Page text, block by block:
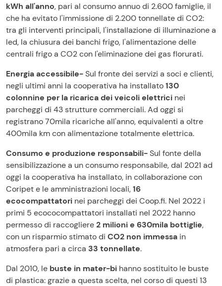
kWh all'anno, pari al consumo annuo di 2.600 famiglie, il
che ha evitato l'immissione di 2.200 tonnellate di CO2:
tra gli interventi principali, l'installazione di illuminazione a
led, la chiusura dei banchi frigo, l'alimentazione delle
centrali frigo a CO2 con l'eliminazione dei gas florurati.
Energia accessibile-Sul fronte dei servizi a soci e clienti,
negli ultimi anni la cooperativa ha installato130
colonnine per la ricarica dei veicoli elettrici nei
parcheggi di 43 strutture commerciali. Ad oggi si
registrano 70mila ricariche all'anno, equivalenti a oltre
400mila km con alimentazione totalmente elettrica.
Consumo e produzione responsabili-Sul fonte della
sensibilizzazione a un consumo responsabile, dal 2021 ad
oggi la cooperativa ha installato, in collaborazione con
Coripet e le amministrazioni locali,16
ecocompattatori nei parcheggi dei Coop.fi. Nel 2022 i
primi 5 ecococompattatori installati nel 2022 hanno
permesso di raccogliere2 milioni e 630mila bottiglie,
con un risparmio stimato di CO2 non immessa in
atmosfera pari a circa 33 tonnellate.
Dal 2010, le buste in mater-bi hanno sostituito le buste
di plastica: grazie a questa scelta, nel corso di questi 13